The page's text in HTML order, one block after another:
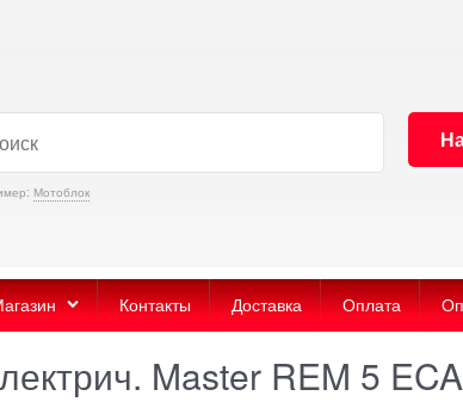
Мотоблок
Контакты Доставка Оплата
Master REM 5